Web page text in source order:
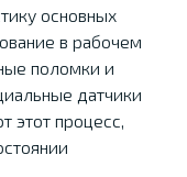
основных
в рабочем
поломки и
датчики
этот процесс,